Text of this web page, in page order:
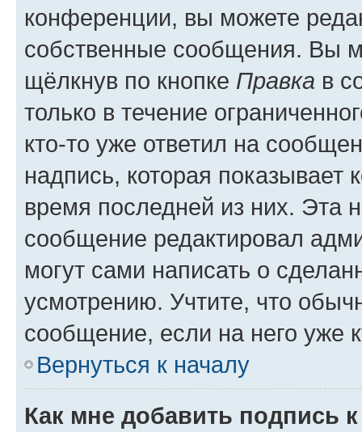
конференции, вы можете
собственные сообщения. Вы
щёлкнув по кнопке Правка в
только в течение
кто-то уже ответил на
надпись, которая показывает
время последней из них. Эта
сообщение редактировал
могут сами написать о
усмотрению. Учтите, что
сообщение, если на него уже
Вернуться к началу
Как мне добавить подпись